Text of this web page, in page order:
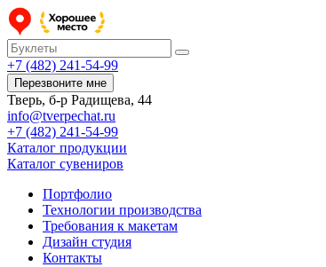
+7 (482) 241-54-99
Перезвоните мне
Тверь, б-р Радищева, 44
info@tverpechat.ru
+7 (482) 241-54-99
Каталог продукции
Каталог сувениров
Портфолио
Технологии производства
Требования к макетам
Дизайн студия
Контакты